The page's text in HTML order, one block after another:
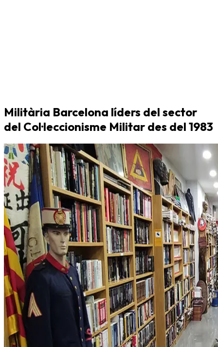
Militària Barcelona líders del sector
del Col·leccionisme Militar des del 1983